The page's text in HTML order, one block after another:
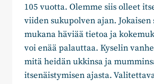
105 vuotta. Olemme siis olleet
viiden sukupolven ajan.
mukana häviää tietoa ja
voi enää palauttaa. Kyselin
mitä heidän ukkinsa ja
itsenäistymisen ajasta.